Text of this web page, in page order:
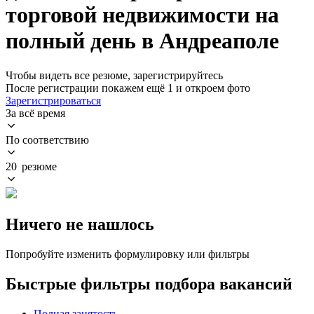
торговой недвижимости на
полный день в Андреаполе
Чтобы видеть все резюме, зарегистрируйтесь
После регистрации покажем ещё 1 и откроем фото
Зарегистрироваться
За всё время
По соответствию
20 резюме
Ничего не нашлось
Попробуйте изменить формулировку или фильтры
Быстрые фильтры подбора вакансий